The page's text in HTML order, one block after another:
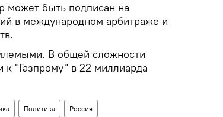
может быть подписан на
в международном арбитраже и
В общей сложности
к "Газпрому" в 22 миллиарда
Политика Россия